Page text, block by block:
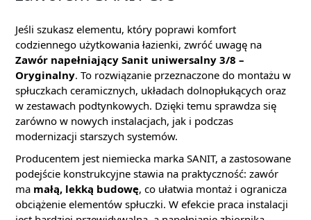
Jeśli szukasz elementu, który poprawi komfort
codziennego użytkowania łazienki, zwróć uwagę na
Zawór napełniający Sanit uniwersalny 3/8 –
Oryginalny. To rozwiązanie przeznaczone do montażu w
spłuczkach ceramicznych, układach dolnopłukących oraz
w zestawach podtynkowych. Dzięki temu sprawdza się
zarówno w nowych instalacjach, jak i podczas
modernizacji starszych systemów.
Producentem jest niemiecka marka SANIT, a zastosowane
podejście konstrukcyjne stawia na praktyczność: zawór
ma małą, lekką budowę, co ułatwia montaż i ogranicza
obciążenie elementów spłuczki. W efekcie praca instalacji